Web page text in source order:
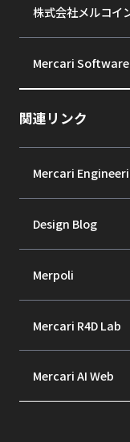
株式会社メルコイ
Mercari
関連リンク
Mercari
Design Blog
Merpoli
Mercari R4D Lab
Mercari AI Web